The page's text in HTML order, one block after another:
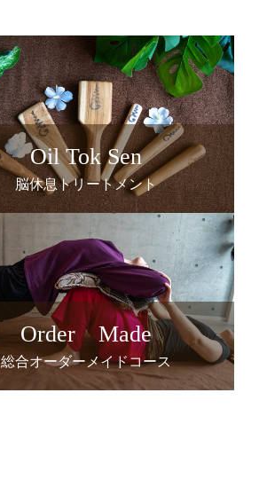
Oil Tok Sen
脳休息トリートメント
Order Made
総合オーダーメイドコース